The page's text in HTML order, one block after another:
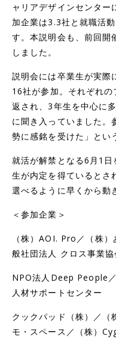
ャリアデザインセンター
加企業は3.3社と就職活
す。本説明会も、前回開
しました。
説明会には卒業生が実際
16社が参加。それぞれ
返され、3年生を中心に
に聞き入っていました。
勢に感銘を受けた」とい
就活が解禁となる6月1
生が内定を得ているとさ
選べるように早くから動
＜参加企業＞
（株）AOI. Pro／（株
般社団法人 クロス事業協
NPO法人Deep People／
人材サポートセンター
クックパッド（株）／
モ・スペース／
（株）